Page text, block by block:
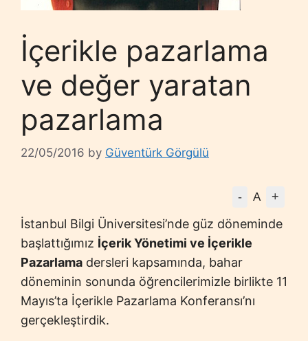
İçerikle pazarlama
ve değer yaratan
pazarlama
22/05/2016 by Güventürk Görgülü
- A +
İstanbul Bilgi Üniversitesi’nde güz döneminde
başlattığımız İçerik Yönetimi ve İçerikle
Pazarlama dersleri kapsamında, bahar
döneminin sonunda öğrencilerimizle birlikte 11
Mayıs’ta İçerikle Pazarlama Konferansı’nı
gerçekleştirdik.